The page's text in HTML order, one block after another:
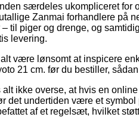
særdeles ukompliceret for
Zanmai forhandlere på
– til piger og drenge, og
levering.
være lønsomt at inspicere
21 cm. før du bestiller,
alt ikke overse, at hvis en
det undertiden være et
af et regelsæt, hvilket